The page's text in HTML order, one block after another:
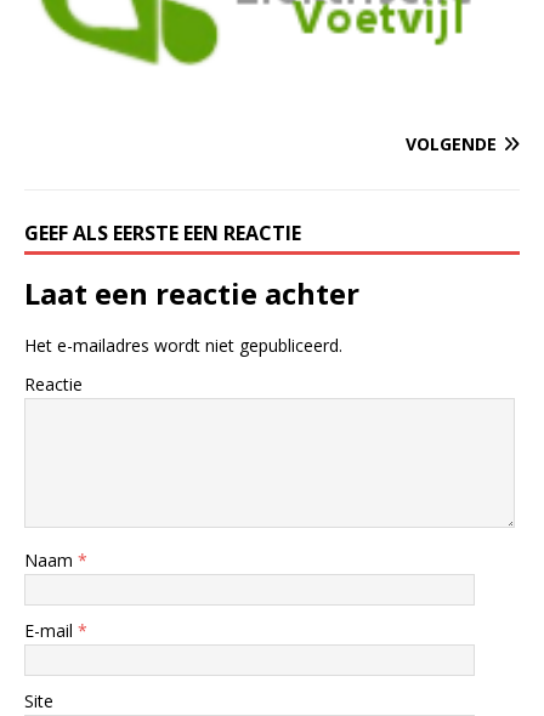
VOLGENDE
GEEF ALS EERSTE EEN REACTIE
Laat een reactie achter
Het e-mailadres wordt niet gepubliceerd.
Reactie
Naam *
E-mail *
Site